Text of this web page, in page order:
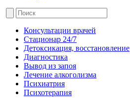
Консультации врачей
Стационар 24/7
Детоксикация, восстановление
Диагностика
Вывод из запоя
Лечение алкоголизма
Психиатрия
Психотерапия